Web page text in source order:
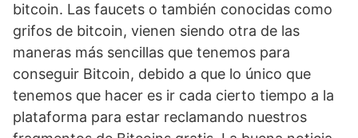
bitcoin. Las faucets o también conocidas como
grifos de bitcoin, vienen siendo otra de las
maneras más sencillas que tenemos para
conseguir Bitcoin, debido a que lo único que
tenemos que hacer es ir cada cierto tiempo a la
plataforma para estar reclamando nuestros